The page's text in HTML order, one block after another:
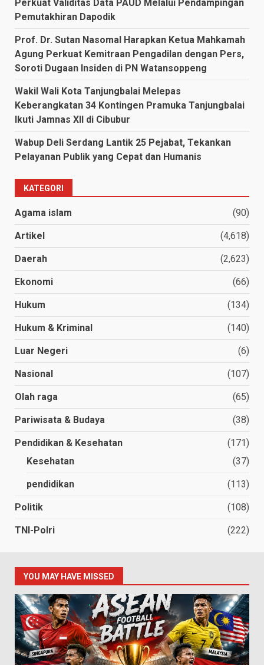
Perkuat Validitas Data PAUD Melalui Pendampingan
Pemutakhiran Dapodik
Prof. Dr. Sutan Nasomal Harapkan Ketua Mahkamah
Agung Perkuat Kemitraan Pengadilan dengan Pers,
Soroti Dugaan Insiden di PN Watansoppeng
Wakil Wali Kota Tanjungbalai Melepas
Keberangkatan 34 Kontingen Pramuka Tanjungbalai
Ikuti Jamnas XII di Cibubur
Wabup Deli Serdang Lantik 25 Pejabat, Tekankan
Pelayanan Publik yang Cepat dan Humanis
KATEGORI
Agama islam (90)
Artikel (4,618)
Daerah (2,623)
Ekonomi (66)
Hukum (134)
Hukum & Kriminal (140)
Luar Negeri (6)
Nasional (107)
Olah raga (65)
Pariwisata & Budaya (38)
Pendidikan & Kesehatan
(171)
Kesehatan
(37)
pendidikan (113)
Politik (108)
TNI-Polri (222)
YOU MAY HAVE MISSED